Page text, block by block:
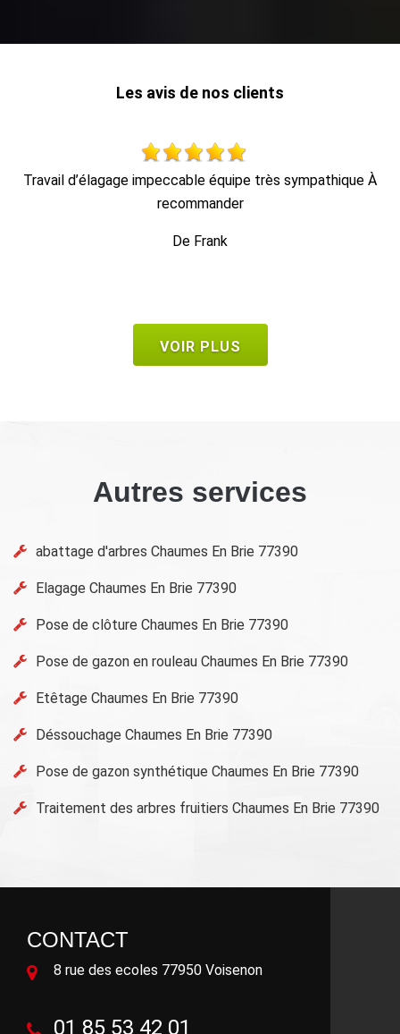
Les avis de nos clients
Travail propre et rapide, et enlèvement des déchets.
VOIR PLUS
Autres services
abattage d'arbres Chaumes En Brie 77390
Elagage Chaumes En Brie 77390
Pose de clôture Chaumes En Brie 77390
Pose de gazon en rouleau Chaumes En Brie 77390
Etêtage Chaumes En Brie 77390
Déssouchage Chaumes En Brie 77390
Pose de gazon synthétique Chaumes En Brie 77390
Traitement des arbres fruitiers Chaumes En Brie 77390
CONTACT
8 rue des ecoles 77950 Voisenon
01 85 53 42 01